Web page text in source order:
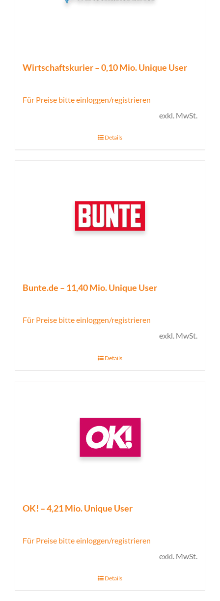
Wirtschaftskurier – 0,10 Mio. Unique User
Für Preise bitte einloggen/registrieren
exkl. MwSt.
Details
Bunte.de – 11,40 Mio. Unique User
Für Preise bitte einloggen/registrieren
exkl. MwSt.
Details
OK! – 4,21 Mio. Unique User
Für Preise bitte einloggen/registrieren
exkl. MwSt.
Details